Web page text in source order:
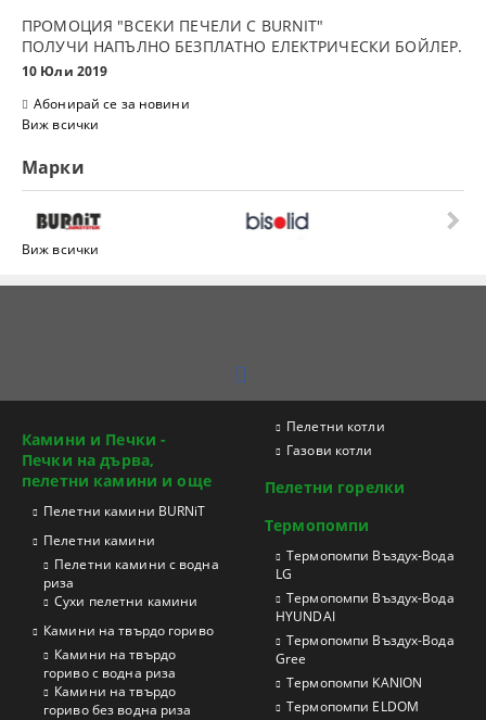
ПРОМОЦИЯ "ВСЕКИ ПЕЧЕЛИ С BURNIT"
ПОЛУЧИ НАПЪЛНО БЕЗПЛАТНО ЕЛЕКТРИЧЕСКИ БОЙЛЕР.
10 Юли 2019
Абонирай се за новини
Виж всички
Марки
Виж всички
Камини и Печки -
Печки на дърва,
пелетни камини и още
Пелетни камини BURNiT
Пелетни камини
Пелетни камини с водна
риза
Сухи пелетни камини
Камини на твърдо гориво
Камини на твърдо
гориво с водна риза
Камини на твърдо
гориво без водна риза
Пелетни котли
Газови котли
Пелетни горелки
Термопомпи
Tермопомпи Въздух-Вода
LG
Термопомпи Въздух-Вода
HYUNDAI
Термопомпи Въздух-Вода
Gree
Термопомпи KANION
Термопомпи ELDOM